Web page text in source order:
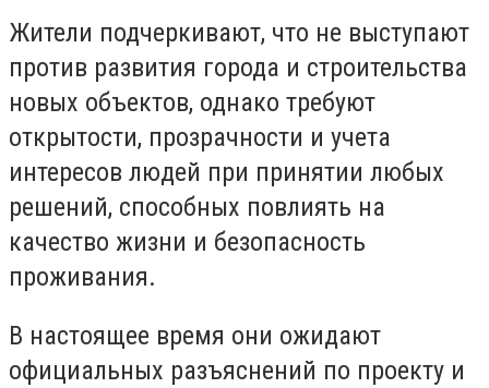
Жители подчеркивают, что не выступают
против развития города и строительства
новых объектов, однако требуют
открытости, прозрачности и учета
интересов людей при принятии любых
решений, способных повлиять на
качество жизни и безопасность
проживания.
В настоящее время они ожидают
официальных разъяснений по проекту и